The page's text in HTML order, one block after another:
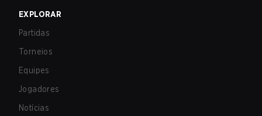
EXPLORAR
Partidas
Torneios
Equipes
Jogadores
Notícias